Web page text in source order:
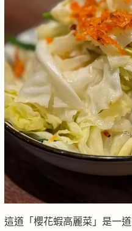
這道「櫻花蝦高麗菜」是一